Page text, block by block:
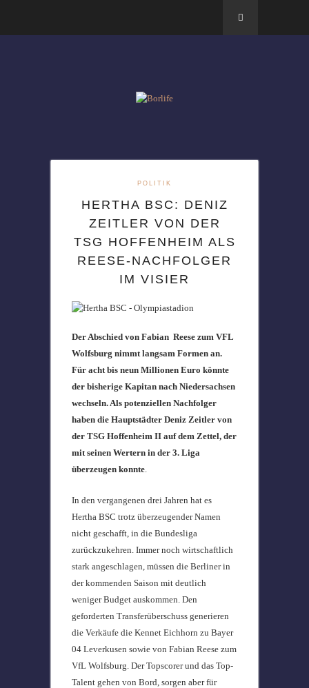
POLITIK
HERTHA BSC: DENIZ
ZEITLER VON DER
TSG HOFFENHEIM ALS
REESE-NACHFOLGER
IM VISIER
Der Abschied von Fabian Reese zum VFL
Wolfsburg nimmt langsam Formen an.
Für acht bis neun Millionen Euro könnte
der bisherige Kapitan nach Niedersachsen
wechseln. Als potenziellen Nachfolger
haben die Hauptstädter Deniz Zeitler von
der TSG Hoffenheim II auf dem Zettel, der
mit seinen Wertern in der 3. Liga
überzeugen konnte
In den vergangenen drei Jahren hat es
Hertha BSC trotz überzeugender Namen
nicht geschafft, in die Bundesliga
zurückzukehren. Immer noch wirtschaftlich
stark angeschlagen, müssen die Berliner in
der kommenden Saison mit deutlich
weniger Budget auskommen. Den
geforderten Transferüberschuss generieren
die Verkäufe die Kennet Eichhorn zu Bayer
04 Leverkusen sowie von Fabian Reese zum
VfL Wolfsburg. Der Topscorer und das Top-
Talent gehen von Bord, sorgen aber für